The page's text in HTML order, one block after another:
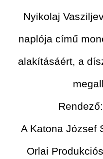
Nyikolaj
naplója című
alakításáért, a
A Katona József
Orlai